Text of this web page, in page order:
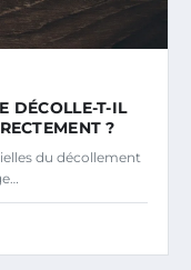
DÉCOLLE-T-IL
?
du décollement